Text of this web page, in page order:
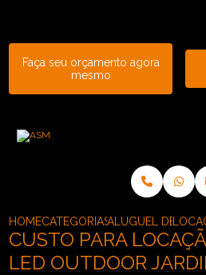
Faça seu orçamento agora
mesmo
HOMECATEGORIASALUGUEL DE
CUSTO PARA
LED OUTDOOR